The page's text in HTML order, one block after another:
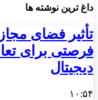
داغ ترین نوشته ها
تأثیر فضای
فرصتی برای
دیجیتال
۱۰:۵۴